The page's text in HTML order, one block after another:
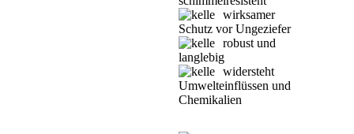
wirksamer
Schutz vor Ungeziefer
robust und
langlebig
widersteht
Umwelteinflüssen und
Chemikalien